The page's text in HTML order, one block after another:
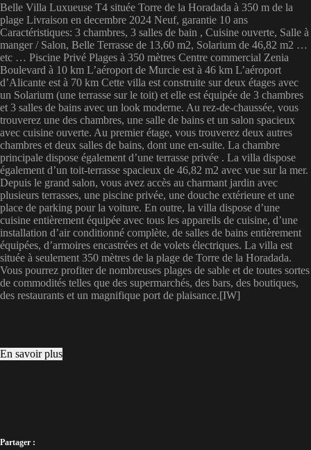
Belle Villa Luxueuse T4 située Torre de la Horadada à 350 m de la
plage Livraison en decembre 2024 Neuf, garantie 10 ans
Caractéristiques: 3 chambres, 3 salles de bain , Cuisine ouverte, Salle à
manger / Salon, Belle Terrasse de 13,60 m2, Solarium de 46,82 m2 …
etc … Piscine Privé Plages à 350 mètres Centre commercial Zenia
Boulevard à 10 km L’aéroport de Murcie est à 46 km L’aéroport
d’Alicante est à 70 km Cette villa est construite sur deux étages avec
un Solarium (une terrasse sur le toit) et elle est équipée de 3 chambres
et 3 salles de bains avec un look moderne. Au rez-de-chaussée, vous
trouverez une des chambres, une salle de bains et un salon spacieux
avec cuisine ouverte. Au premier étage, vous trouverez deux autres
chambres et deux salles de bains, dont une en-suite. La chambre
principale dispose également d’une terrasse privée . La villa dispose
également d’un toit-terrasse spacieux de 46,82 m2 avec vue sur la mer.
Depuis le grand salon, vous avez accès au charmant jardin avec
plusieurs terrasses, une piscine privée, une douche extérieure et une
place de parking pour la voiture. En outre, la villa dispose d’une
cuisine entièrement équipée avec tous les appareils de cuisine, d’une
installation d’air conditionné complète, de salles de bains entièrement
équipées, d’armoires encastrées et de volets électriques. La villa est
située à seulement 350 mètres de la plage de Torre de la Horadada.
Vous pourrez profiter de nombreuses plages de sable et de toutes sortes
de commodités telles que des supermarchés, des bars, des boutiques,
des restaurants et un magnifique port de plaisance.[IW]
En savoir plus
Partager :